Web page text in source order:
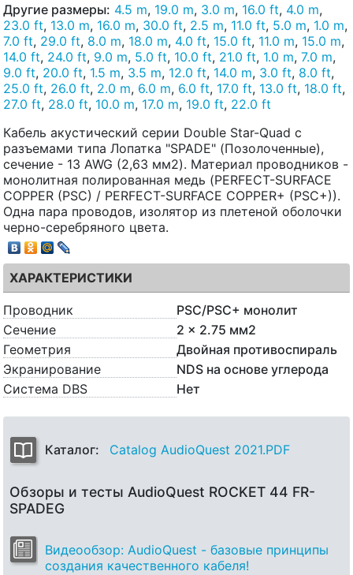
Другие размеры: 4.5 m, 19.0 m, 3.0 m, 16.0 ft, 4.0 m,
23.0 ft, 13.0 m, 16.0 m, 30.0 ft, 2.5 m, 11.0 ft, 5.0 m, 1.0 m,
7.0 ft, 29.0 ft, 8.0 m, 18.0 m, 4.0 ft, 15.0 ft, 11.0 m, 15.0 m,
14.0 ft, 24.0 ft, 9.0 m, 5.0 ft, 10.0 ft, 21.0 ft, 1.0 m, 7.0 m,
9.0 ft, 20.0 ft, 1.5 m, 3.5 m, 12.0 ft, 14.0 m, 3.0 ft, 8.0 ft,
25.0 ft, 26.0 ft, 2.0 m, 6.0 m, 6.0 ft, 17.0 ft, 13.0 ft, 18.0 ft,
27.0 ft, 28.0 ft, 10.0 m, 17.0 m, 19.0 ft, 22.0 ft
Кабель акустический серии Double Star-Quad с
разъемами типа Лопатка "SPADE" (Позолоченные),
сечение - 13 AWG (2,63 мм2). Материал проводников -
монолитная полированная медь (PERFECT-SURFACE
COPPER (PSC) / PERFECT-SURFACE COPPER+ (PSC+)).
Одна пара проводов, изолятор из плетеной оболочки
черно-серебряного цвета.
ХАРАКТЕРИСТИКИ
Проводник
PSC/PSC+ монолит
Сечение
2 x 2.75 мм2
Геометрия
Двойная противоспираль
Экранирование
NDS на основе углерода
Система DBS
Нет
Каталог: Catalog AudioQuest 2021.PDF
Обзоры и тесты AudioQuest ROCKET 44 FR-
SPADEG
Видеообзор: AudioQuest - базовые принципы
создания качественного кабеля!